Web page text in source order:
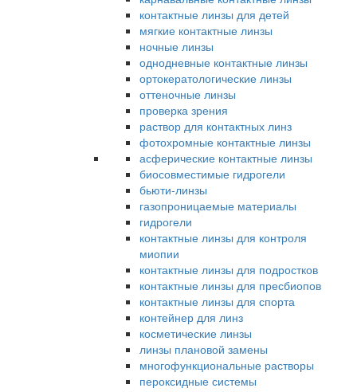
контактные линзы для детей
мягкие контактные линзы
ночные линзы
однодневные контактные линзы
ортокератологические линзы
оттеночные линзы
проверка зрения
раствор для контактных линз
фотохромные контактные линзы
асферические контактные линзы
биосовместимые гидрогели
бьюти-линзы
газопроницаемые материалы
гидрогели
контактные линзы для контроля
миопии
контактные линзы для подростков
контактные линзы для пресбиопов
контактные линзы для спорта
контейнер для линз
косметические линзы
линзы плановой замены
многофункциональные растворы
пероксидные системы